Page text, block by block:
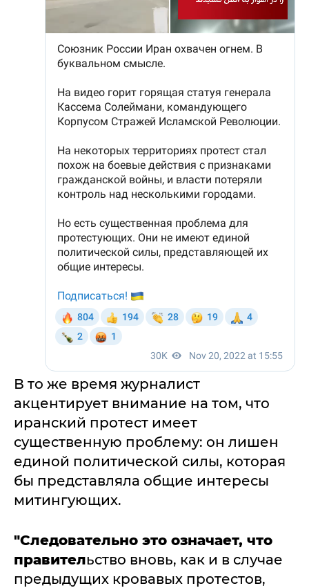
В то же время журналист
акцентирует внимание на том, что
иранский протест имеет
существенную проблему: он лишен
единой политической силы, которая
бы представляла общие интересы
митингующих.
"Следовательно это означает, что
правительство вновь, как и в случае
предыдущих кровавых протестов,